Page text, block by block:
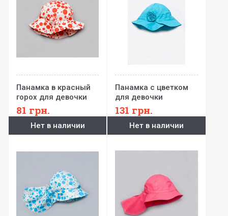
Панамка в красный
горох для девочки
81 грн.
Нет в наличии
Панамка с цветком
для девочки
131 грн.
Нет в наличии